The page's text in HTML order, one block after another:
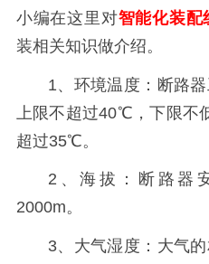
小编在这里对智能化装配
装相关知识做介绍。
1、环境温度：断路
上限不超过40℃，下限
超过35℃。
2、海拔：断路器
2000m。
3、大气湿度：大气